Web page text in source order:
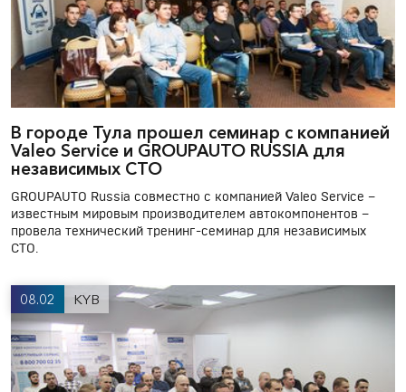
В городе Тула прошел семинар с компанией
Valeo Service и GROUPAUTO RUSSIA для
независимых СТО
GROUPAUTO Russia совместно c компанией Valeo Service –
известным мировым производителем автокомпонентов –
провела технический тренинг-семинар для независимых
СТО.
08.02 KYB